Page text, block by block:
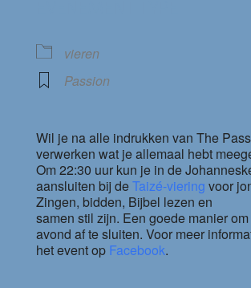
vieren
Passion
Wil je na alle indrukken van The
verwerken wat je allemaal hebt
Om 22:30 uur kun je in de
aansluiten bij deTaizé-viering voor
Zingen, bidden, Bijbel lezen en
samen stil zijn. Een goede manier
avond af te sluiten. Voor meer
het event op Facebook.